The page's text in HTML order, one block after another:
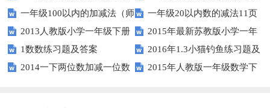
人教版）
一年级100以内的加减法（师
版）
一年级20以内数的减法11页
2013人教版小学一年级下册
第三单元整理与复习（一）练习
题
2015年最新苏教版小学一年
级数学下册第一次月考试卷
1数数练习题及答案
2016年1.3小猫钓鱼练习题及
答案
2014一下两位数加减一位数
2015年人教版一年级数学下